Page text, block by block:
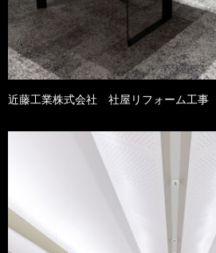
近藤工業株式会社 社屋リフォーム工事